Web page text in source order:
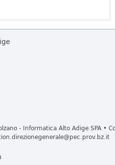
- Informatica Alto Adige SPA •